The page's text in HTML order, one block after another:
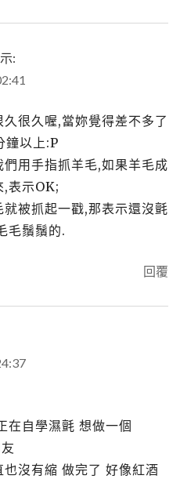
:
很久喔,當妳覺得差不多了
鐘以上:P
用手指抓羊毛,如果羊毛成
,表示OK;
被抓起一戳,那表示還沒氈
毛鬚鬚的.
回覆
在自學濕氈 想做一個
沒有縮 做完了 好像紅酒